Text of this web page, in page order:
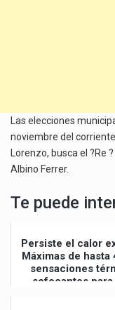
Las elecciones
noviembre del
Lorenzo, busca el
Albino Ferrer.
Te puede
Persiste el calor
Máximas de hasta
sensaciones
sofocantes para